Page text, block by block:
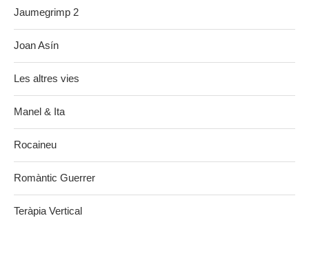
Jaumegrimp 2
Joan Asín
Les altres vies
Manel & Ita
Rocaineu
Romàntic Guerrer
Teràpia Vertical